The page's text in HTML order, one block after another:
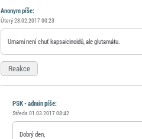
Anonympíše:
Úterý 28.02.2017 00:23
Umami není chuť kapsaicinoidů, ale glutamátu.
Reakce
PSK - admin píše:
Středa 01.03.2017 08:42
Dobrý den,